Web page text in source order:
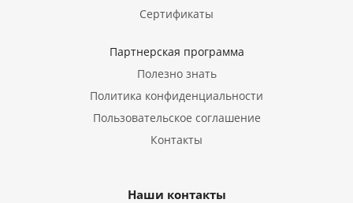
Сертификаты
Партнерская программа
Полезно знать
Политика конфиденциальности
Пользовательское соглашение
Контакты
Наши контакты